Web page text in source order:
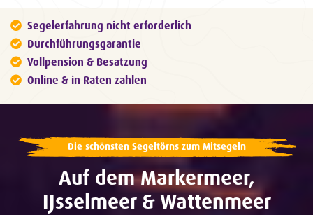
Segelerfahrung nicht erforderlich
Durchführungsgarantie
Vollpension & Besatzung
Online & in Raten zahlen
Die schönsten Segeltörns zum Mitsegeln
Auf dem Markermeer,
IJsselmeer & Wattenmeer